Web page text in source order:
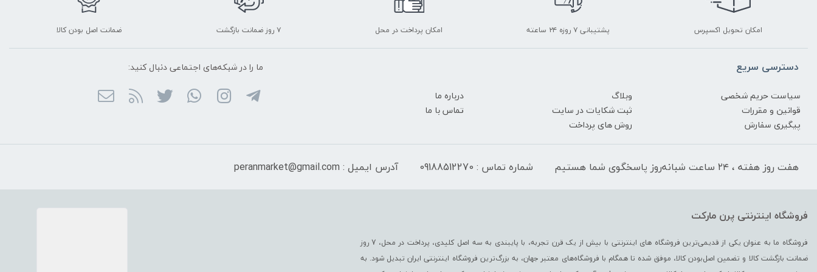
امکان تحویل اکسپرس پشتیبانی ۷ روزه ۲۴ ساعته امکان پرداخت در محل ۷ روز ضمانت بازگشت ضمانت اصل بودن کالا
دسترسی سریع
سیاست حریم شخصی وبلاگ
درباره ما
قوانین و مقررات
ثبت شکایات در سایت
تماس با ما
پیگیری سفارش
روش های پرداخت
ما را در شبکه‌های اجتماعی دنبال کنید:
هفت روز هفته ، ۲۴ ساعت شبانه‌روز پاسخگوی شما هستیم شماره تماس : 09188512270 آدرس ایمیل : peranmarket@gmail.com
فروشگاه اینترنتی پرن مارکت
فروشگاه ما به عنوان یکی از قدیمی‌ترین فروشگاه های اینترنتی با بیش از یک قرن تجربه، با پایبندی به سه اصل کلیدی، پرداخت در محل، 7 روز
ضمانت بازگشت کالا و تضمین اصل‌بودن کالا، موفق شده تا همگام با فروشگاه‌های معتبر جهان، به بزرگ‌ترین فروشگاه اینترنتی ایران تبدیل شود. به